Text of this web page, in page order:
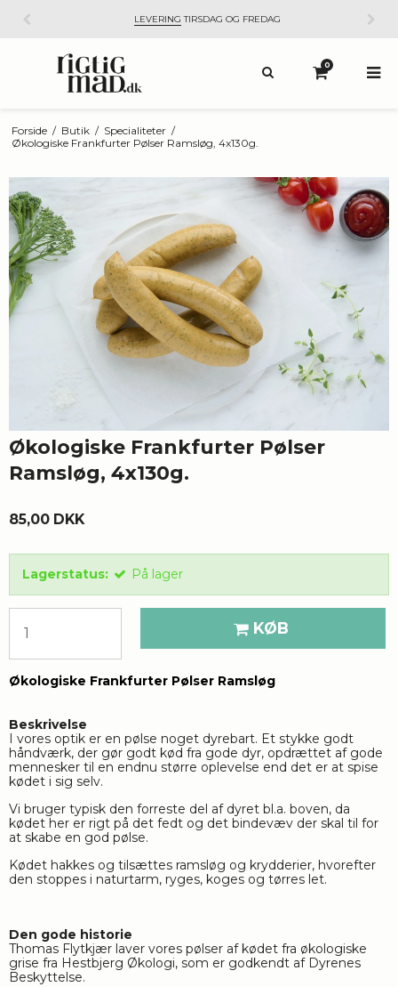
LEVERING TIRSDAG OG FREDAG
0
Forside / Butik / Specialiteter /
Økologiske Frankfurter Pølser Ramsløg, 4x130g.
Økologiske Frankfurter Pølser
Ramsløg, 4x130g.
85,00 DKK
Lagerstatus: På lager
KØB
Økologiske Frankfurter Pølser Ramsløg
Beskrivelse
I vores optik er en pølse noget dyrebart. Et stykke godt
håndværk, der gør godt kød fra gode dyr, opdrættet af gode
mennesker til en endnu større oplevelse end det er at spise
kødet i sig selv.
Vi bruger typisk den forreste del af dyret bl.a. boven, da
kødet her er rigt på det fedt og det bindevæv der skal til for
at skabe en god pølse.
Kødet hakkes og tilsættes ramsløg og krydderier, hvorefter
den stoppes i naturtarm, ryges, koges og tørres let.
Den gode historie
Thomas Flytkjær laver vores pølser af kødet fra økologiske
grise fra Hestbjerg Økologi, som er godkendt af Dyrenes
Beskyttelse.